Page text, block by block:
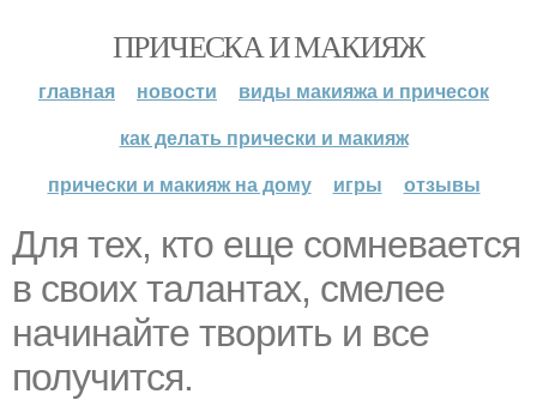
ПРИЧЕСКА И МАКИЯЖ
главная новости
виды макияжа и причесок
как делать прически и макияж
прически и макияж на дому
игры отзывы
Для тех, кто еще сомневается
в своих талантах, смелее
начинайте творить и все
получится.